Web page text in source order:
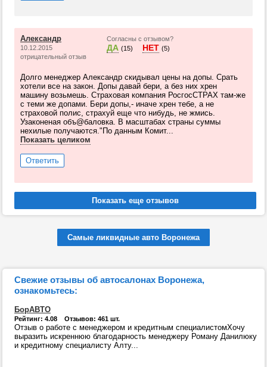
Александр
10.12.2015
отрицательный отзыв
Согласны с отзывом?
ДА (15) НЕТ (5)
Долго менеджер Александр скидывал цены на допы. Срать
хотели все на закон. Допы давай бери, а без них хрен
машину возьмешь. Страховая компания РосгосСТРАХ там-же
с теми же допами. Бери допы,- иначе хрен тебе, а не
страховой полис, страхуй еще что нибудь, не жмись.
Узаконеная объ@баловка. В масштабах страны суммы
нехилые получаются."По данным Комит...
Показать целиком
Ответить
Самые ликвидные авто Воронежа
Свежие отзывы об автосалонах Воронежа,
ознакомьтесь:
БорАВТО
Рейтинг: 4.08 Отзывов: 461 шт.
Отзыв о работе с менеджером и кредитным специалистомХочу
выразить искреннюю благодарность менеджеру Роману Данилюку
и кредитному специалисту Алту...